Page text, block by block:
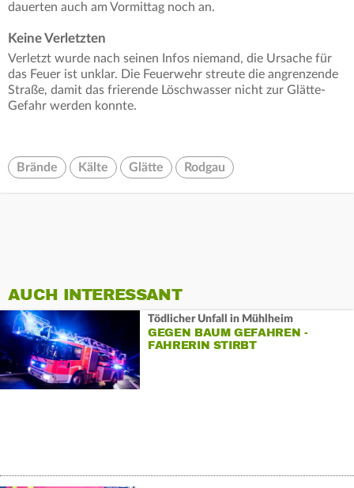
dauerten auch am Vormittag noch an.
Keine Verletzten
Verletzt wurde nach seinen Infos niemand, die Ursache für
das Feuer ist unklar. Die Feuerwehr streute die angrenzende
Straße, damit das frierende Löschwasser nicht zur Glätte-
Gefahr werden konnte.
Brände Kälte Glätte Rodgau
AUCH INTERESSANT
Tödlicher Unfall in Mühlheim
GEGEN BAUM GEFAHREN -
FAHRERIN STIRBT